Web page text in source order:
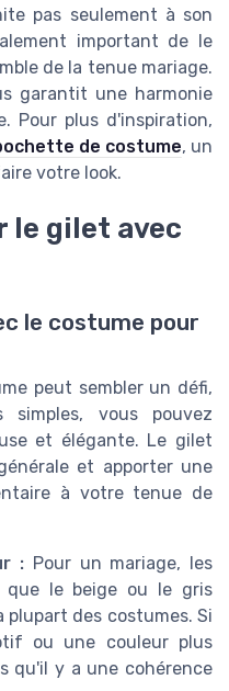
pas seulement à son
important de le
de la tenue mariage.
garantit une harmonie
Pour plus d'inspiration,
de costume, un
votre look.
le gilet avec
le costume pour
peut sembler un défi,
simples, vous pouvez
et élégante. Le gilet
et apporter une
à votre tenue de
: Pour un mariage, les
que le beige ou le gris
des costumes. Si
ou une couleur plus
qu'il y a une cohérence